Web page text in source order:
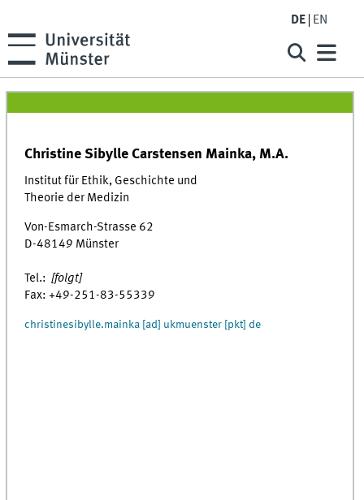
DE EN
Christine Sibylle Carstensen Mainka, M.A.
Institut für Ethik, Geschichte und
Theorie der Medizin
Von-Esmarch-Strasse 62
D-48149 Münster
Tel.:[folgt]
Fax: +49-251-83-55339
christinesibylle.mainka [ad] ukmuenster [pkt] de